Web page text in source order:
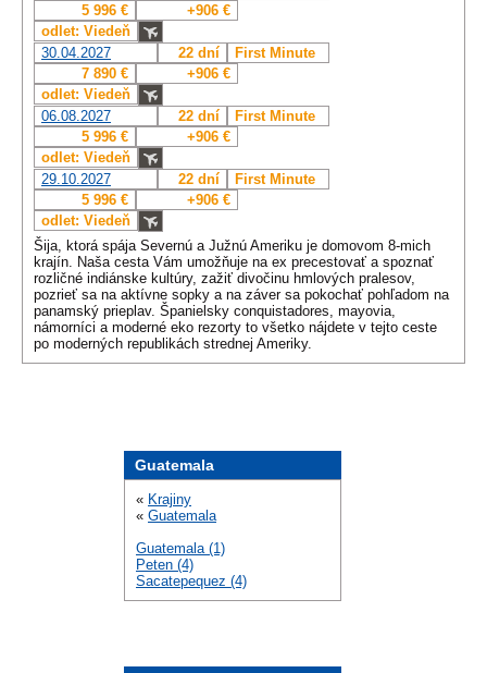
5 996 €
+906 €
odlet: Viedeň
30.04.2027
22 dní
First Minute
7 890 €
+906 €
odlet: Viedeň
06.08.2027
22 dní
First Minute
5 996 €
+906 €
odlet: Viedeň
29.10.2027
22 dní
First Minute
5 996 €
+906 €
odlet: Viedeň
Šija, ktorá spája Severnú a Južnú Ameriku je domovom 8-mich
krajín. Naša cesta Vám umožňuje na ex precestovať a spoznať
rozličné indiánske kultúry, zažiť divočinu hmlových pralesov,
pozrieť sa na aktívne sopky a na záver sa pokochať pohľadom na
panamský prieplav. Španielsky conquistadores, mayovia,
námorníci a moderné eko rezorty to všetko nájdete v tejto ceste
po moderných republikách strednej Ameriky.
Guatemala
« Krajiny
« Guatemala
Guatemala (1)
Peten (4)
Sacatepequez (4)